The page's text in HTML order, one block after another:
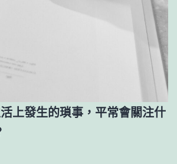
上發生的瑣事，平常會關注什